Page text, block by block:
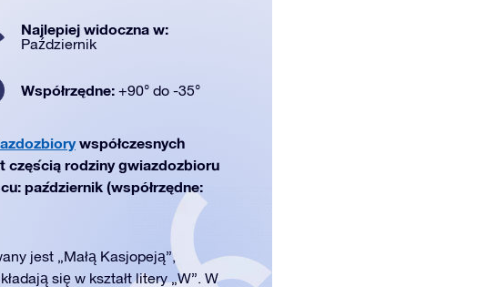
Najlepiej widoczna w:
Październik
Współrzędne: +90° do -35°
współczesnych
częścią rodziny gwiazdozbioru
październik (współrzędne:
jest „Małą Kasjopeją”,
się w kształt litery „W”. W